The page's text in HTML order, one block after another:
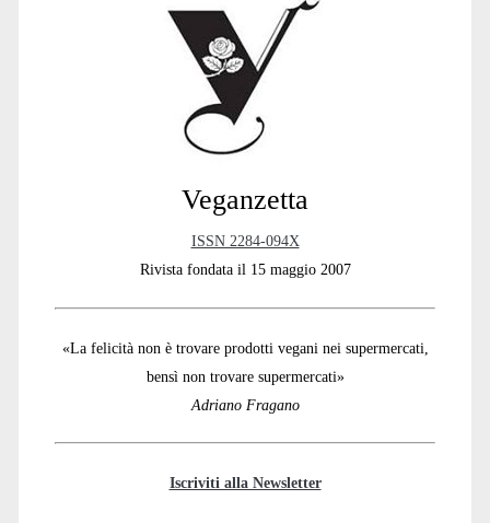
Veganzetta
ISSN 2284-094X
Rivista fondata il 15 maggio 2007
«La felicità non è trovare prodotti vegani nei supermercati,
bensì non trovare supermercati»
Adriano Fragano
Iscriviti alla Newsletter